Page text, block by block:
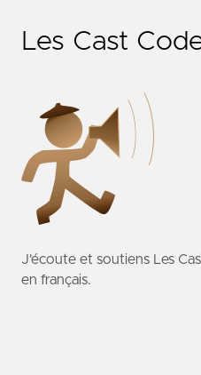
Les Cast
J'écoute et soutiens Les
en français.